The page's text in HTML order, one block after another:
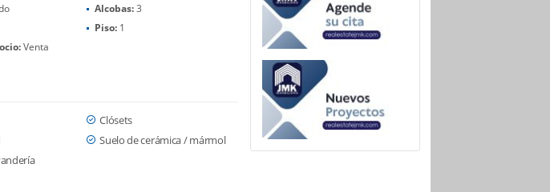
Alcobas:3
Piso: 1
Venta
Clósets
Suelo de cerámica / mármol